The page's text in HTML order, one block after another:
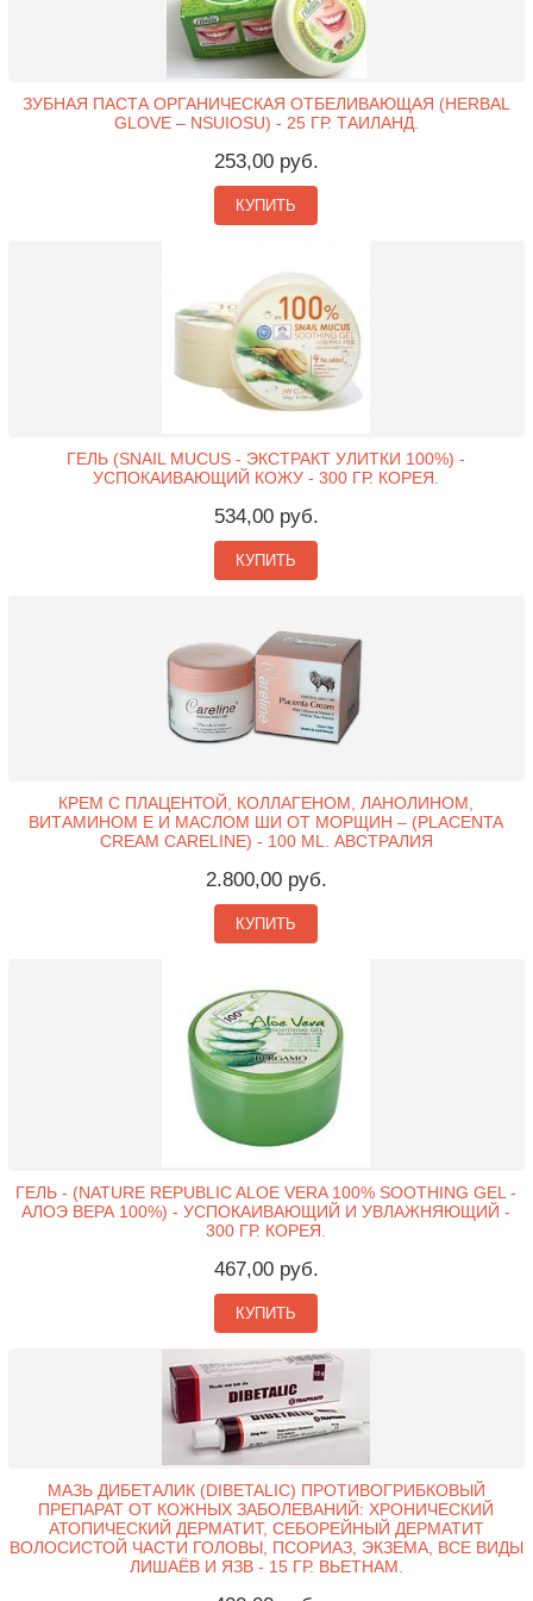
ЗУБНАЯ ПАСТА ОРГАНИЧЕСКАЯ ОТБЕЛИВАЮЩАЯ (HERBAL
GLOVE – NSUIOSU) - 25 ГР. ТАИЛАНД.
253,00 руб.
КУПИТЬ
ГЕЛЬ (SNAIL MUCUS - ЭКСТРАКТ УЛИТКИ 100%) -
УСПОКАИВАЮЩИЙ КОЖУ - 300 ГР. КОРЕЯ.
534,00 руб.
КУПИТЬ
КРЕМ С ПЛАЦЕНТОЙ, КОЛЛАГЕНОМ, ЛАНОЛИНОМ,
ВИТАМИНОМ Е И МАСЛОМ ШИ ОТ МОРЩИН – (PLACENTA
CREAM CARELINE) - 100 ML. АВСТРАЛИЯ
2.800,00 руб.
КУПИТЬ
ГЕЛЬ - (NATURE REPUBLIC ALOE VERA 100% SOOTHING GEL -
АЛОЭ ВЕРА 100%) - УСПОКАИВАЮЩИЙ И УВЛАЖНЯЮЩИЙ -
300 ГР. КОРЕЯ.
467,00 руб.
КУПИТЬ
МАЗЬ ДИБЕТАЛИК (DIBETALIC) ПРОТИВОГРИБКОВЫЙ
ПРЕПАРАТ ОТ КОЖНЫХ ЗАБОЛЕВАНИЙ: ХРОНИЧЕСКИЙ
АТОПИЧЕСКИЙ ДЕРМАТИТ, СЕБОРЕЙНЫЙ ДЕРМАТИТ
ВОЛОСИСТОЙ ЧАСТИ ГОЛОВЫ, ПСОРИАЗ, ЭКЗЕМА, ВСЕ ВИДЫ
ЛИШАЁВ И ЯЗВ - 15 ГР. ВЬЕТНАМ.